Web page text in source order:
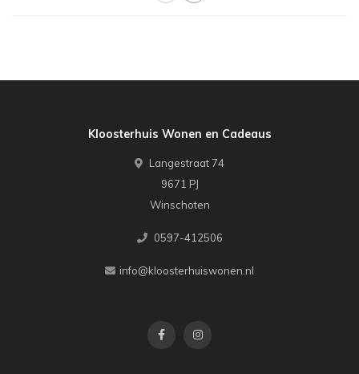
Kloosterhuis Wonen en Cadeaus
Langestraat 74
9671 PJ
Winschoten
0597-412506
info@kloosterhuiswonen.nl